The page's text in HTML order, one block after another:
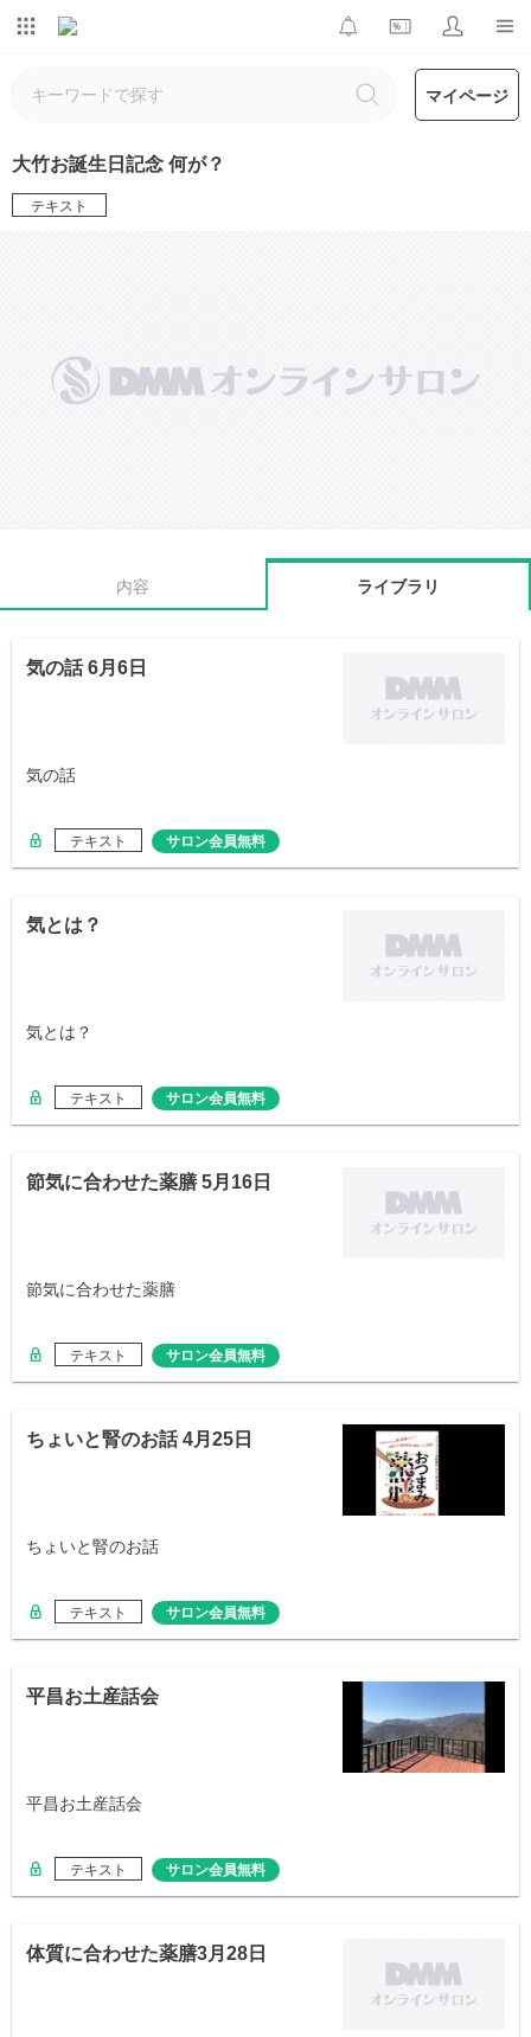
マイページ
大竹お誕生日記念 何が？
テキスト
内容 ライブラリ
気の話 6月6日
気の話
テキスト サロン会員無料
気とは？
気とは？
テキスト サロン会員無料
節気に合わせた薬膳 5月16日
節気に合わせた薬膳
テキスト サロン会員無料
ちょいと腎のお話 4月25日
ちょいと腎のお話
テキスト サロン会員無料
平昌お土産話会
平昌お土産話会
テキスト サロン会員無料
体質に合わせた薬膳3月28日